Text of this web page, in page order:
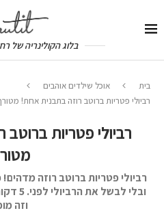
בלוג הקולינריה של
בית
אוכל שילדים אוהבים
רביולי פטריות ברוטב רוזה בתבנית אחת!
רביולי פטריות
רביולי פטריות ברוטב רוזה
ובלי
וזה